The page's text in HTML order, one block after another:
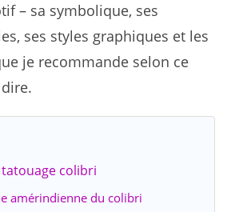
– sa symbolique, ses
ses styles graphiques et les
je recommande selon ce
colibri
amérindienne du colibri